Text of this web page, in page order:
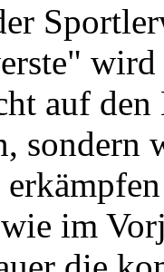
auf den
im